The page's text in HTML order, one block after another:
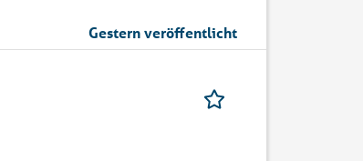
Gestern veröffentlicht